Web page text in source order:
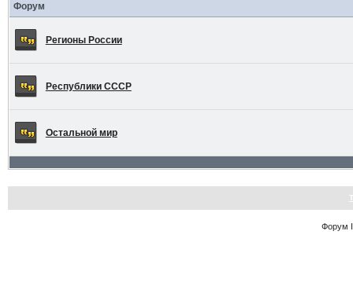
Форум
Регионы России
Республики СССР
Остальной мир
Форум